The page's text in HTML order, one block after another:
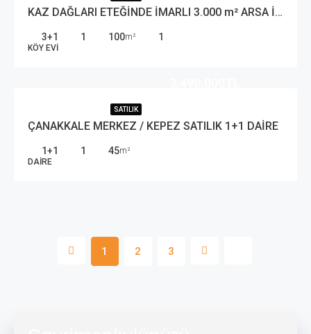
KAZ DAĞLARI ETEĞİNDE İMARLI 3.000 m² ARSA İÇİNDE KÖY EVİ VE MEYVE BAHÇESİ
3+1 1 100m² 1
KÖY EVI
SATILIK
ÇANAKKALE MERKEZ / KEPEZ SATILIK 1+1 DAİRE
1+1 1 45m²
DAIRE
1 2 3